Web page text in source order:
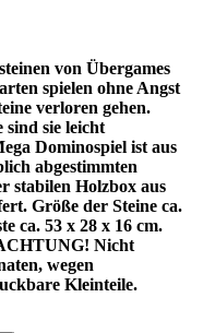
von Übergames
spielen ohne Angst
verloren gehen.
sie leicht
Dominospiel ist aus
abgestimmten
stabilen Holzbox aus
Größe der Steine ca.
ca. 53 x 28 x 16 cm.
Nicht
wegen
Kleinteile.